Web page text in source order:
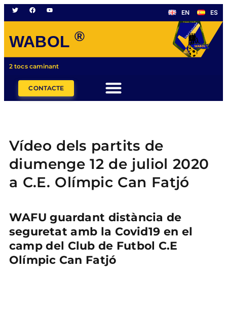
EN ES
WABOL ®
2 tocs caminant
CONTACTE
Vídeo dels partits de
diumenge 12 de juliol 2020
a C.E. Olímpic Can Fatjó
WAFU guardant distància de
seguretat amb la Covid19 en el
camp del Club de Futbol C.E
Olímpic Can Fatjó